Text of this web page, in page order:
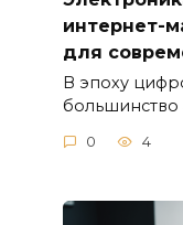
интернет-
для
В эпоху
большинство
0 4